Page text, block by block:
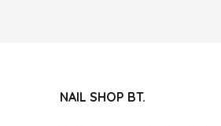
NAIL SHOP BT.